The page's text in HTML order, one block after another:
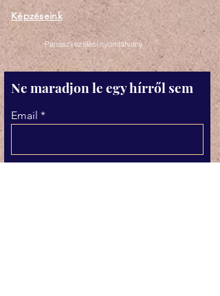
Képzéseink
Panaszkezelési nyomtatvány
Ne maradjon le egy hírről sem
Email
Elfogadom az Adatkezelési